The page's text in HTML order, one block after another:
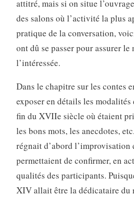
attitré, mais si on situe
des salons où l’activité la plus
pratique de la conversation,
ont dû se passer pour assurer
l’intéressée.
Dans le chapitre sur les contes
exposer en détails les
fin du XVIIe siècle où étaient
les bons mots, les anecdotes,
régnait d’abord l’improvisation
permettaient de confirmer, en
qualités des participants.
XIV allait être la dédicataire du